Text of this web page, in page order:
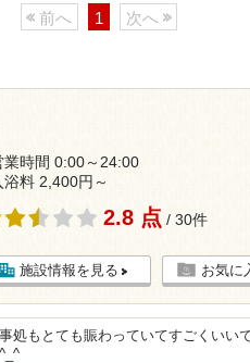
前へ 1 次へ
業時間 0:00～24:00
浴料 2,400円～
2.8 点 / 30件
施設情報を見る お気に
処もとても賑わっていてすごくいい